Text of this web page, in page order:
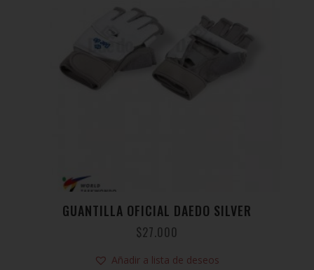
GUANTILLA OFICIAL DAEDO SILVER
$27.000
Añadir a lista de deseos